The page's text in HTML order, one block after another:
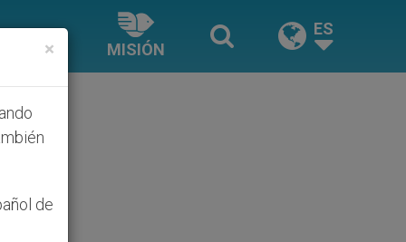
MISIÓN
ES
×
de